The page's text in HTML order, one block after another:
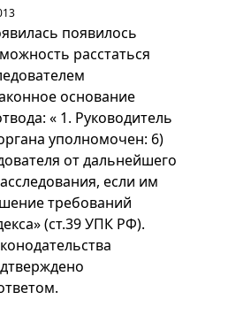
появилось
расстаться
основание
« 1. Руководитель
уполномочен: 6)
от дальнейшего
если им
требований
(ст.39 УПК РФ).